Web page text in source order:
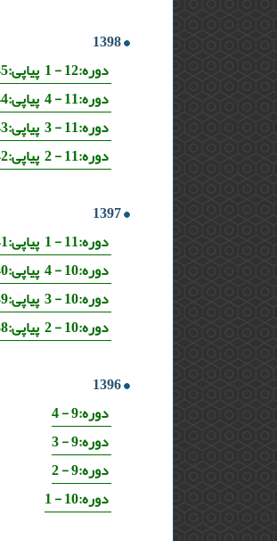
1398
دوره:12 - 1 پیاپی:45
دوره:11 - 4 پیاپی:44
دوره:11 - 3 پیاپی:43
دوره:11 - 2 پیاپی:42
1397
دوره:11 - 1 پیاپی:41
دوره:10 - 4 پیاپی:40
دوره:10 - 3 پیاپی:39
دوره:10 - 2 پیاپی:38
1396
دوره:9 - 4
دوره:9 - 3
دوره:9 - 2
دوره:10 - 1